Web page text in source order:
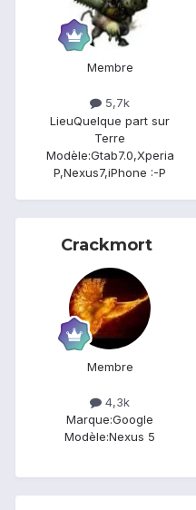
Membre
5,7k
LieuQuelque part sur
Terre
Modèle:Gtab7.0,Xperia
P,Nexus7,iPhone :-P
Crackmort
Membre
4,3k
Marque:Google
Modèle:Nexus 5